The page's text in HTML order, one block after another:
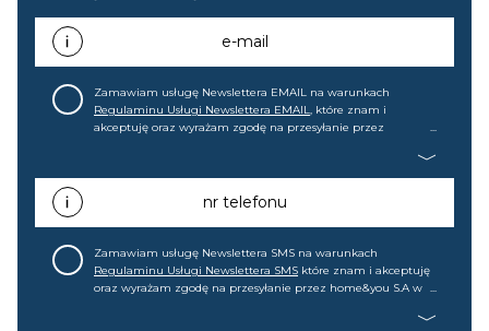
e-mail
Zamawiam usługę Newslettera EMAIL na warunkach
Regulaminu Usługi Newslettera EMAIL, które znam i
akceptuję oraz wyrażam zgodę na przesyłanie przez
promocjach, wyprzedażach). Wiem, że mogę tę zgodę w
każdej chwili cofnąć.nr telefonu
Zamawiam usługę Newslettera SMS na warunkach
Regulaminu Usługi Newslettera SMS które znam i akceptuję
oraz wyrażam zgodę na przesyłanie przez home&you S.A w